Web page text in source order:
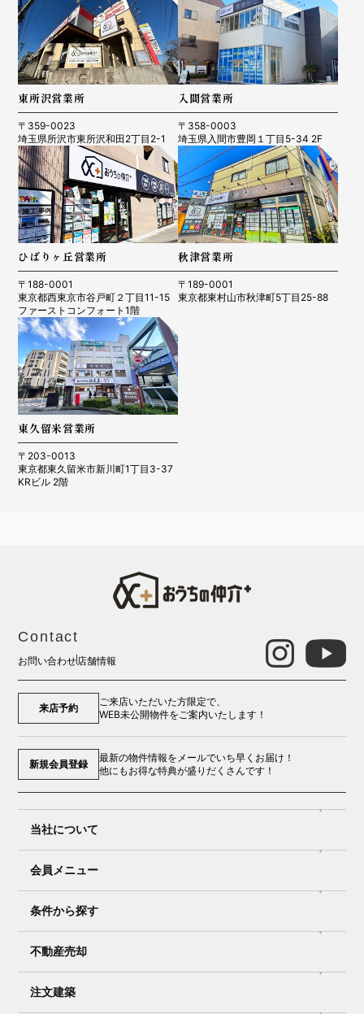
東所沢営業所
〒359-0023
埼玉県所沢市東所沢和田2丁目2-1
入間営業所
〒358-0003
埼玉県入間市豊岡１丁目5-34 2F
ひばりヶ丘営業所
〒188-0001
東京都西東京市谷戸町２丁目11-15
ファーストコンフォート1階
秋津営業所
〒189-0001
東京都東村山市秋津町5丁目25-88
東久留米営業所
〒203-0013
東京都東久留米市新川町1丁目3-37
KRビル 2階
Contact
お問い合わせ 店舗情報
来店予約
ご来店いただいた方限定で、
WEB未公開物件をご案内いたします！
新規会員登録
最新の物件情報をメールでいち早くお届け！
他にもお得な特典が盛りだくさんです！
当社について
会員メニュー
条件から探す
不動産売却
注文建築